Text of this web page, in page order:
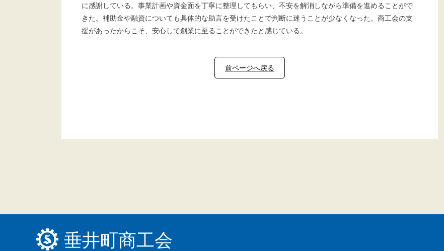
に感謝している。事業計画や資金面を丁寧に整理してもらい、不安を解消しながら準備を進めることがで
きた。補助金や融資についても具体的な助言を受けたことで判断に迷うことが少なくなった。商工会の支
援があったからこそ、安心して創業に至ることができたと感じている。
前ページへ戻る
垂井町商工会